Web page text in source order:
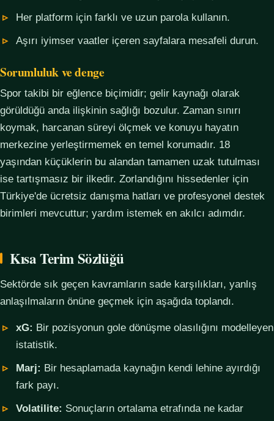
Her platform için farklı ve uzun parola kullanın.
Aşırı iyimser vaatler içeren sayfalara mesafeli durun.
Sorumluluk ve denge
Spor takibi bir eğlence biçimidir; gelir kaynağı olarak
görüldüğü anda ilişkinin sağlığı bozulur. Zaman sınırı
koymak, harcanan süreyi ölçmek ve konuyu hayatın
merkezine yerleştirmemek en temel korumadır. 18
yaşından küçüklerin bu alandan tamamen uzak tutulması
ise tartışmasız bir ilkedir. Zorlandığını hissedenler için
Türkiye'de ücretsiz danışma hatları ve profesyonel destek
birimleri mevcuttur; yardım istemek en akılcı adımdır.
Kısa Terim Sözlüğü
Sektörde sık geçen kavramların sade karşılıkları, yanlış
anlaşılmaların önüne geçmek için aşağıda toplandı.
xG: Bir pozisyonun gole dönüşme olasılığını modelleyen
istatistik.
Marj: Bir hesaplamada kaynağın kendi lehine ayırdığı
fark payı.
Volatilite: Sonuçların ortalama etrafında ne kadar